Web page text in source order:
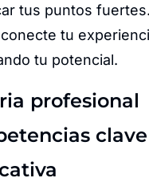
tus puntos
tu
tu potencial.
profesional
clave